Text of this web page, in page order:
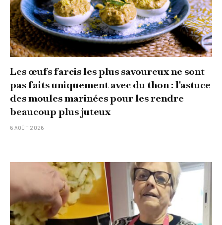
Les œufs farcis les plus savoureux ne sont
pas faits uniquement avec du thon : l'astuce
des moules marinées pour les rendre
beaucoup plus juteux
6 AOÛT 2026